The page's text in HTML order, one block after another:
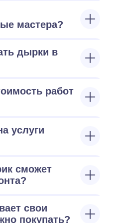
мастера?
дырки в
работ
услуги
сможет
свои
покупать?